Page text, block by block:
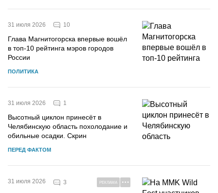
31 июля 2026 10
Глава Магнитогорска впервые вошёл
в топ-10 рейтинга мэров городов
России
ПОЛИТИКА
31 июля 2026 1
Высотный циклон принесёт в
Челябинскую область похолодание и
обильные осадки. Скрин
ПЕРЕД ФАКТОМ
31 июля 2026 3 РЕКЛАМА